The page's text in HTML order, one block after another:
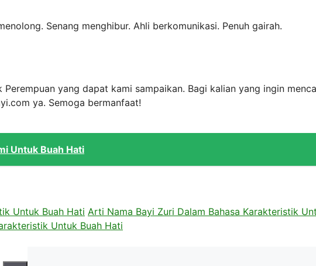
Senang menghibur. Ahli berkomunikasi. Penuh gairah.
yang dapat kami sampaikan. Bagi kalian yang ingin
ya. Semoga bermanfaat!
Untuk Buah Hati
Untuk Buah Hati Arti Nama Bayi Zuri Dalam Bahasa Karakteristik
Untuk Buah Hati